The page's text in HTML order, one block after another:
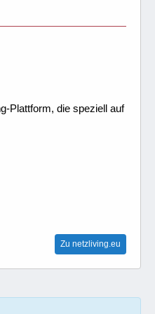
Plattform, die speziell auf
Zu netzliving.eu